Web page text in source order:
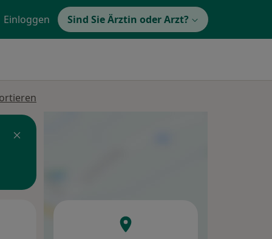
Einloggen Sind Sie Ärztin oder Arzt?